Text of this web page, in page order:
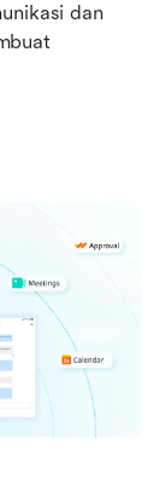
dan